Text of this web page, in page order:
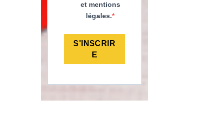
et mentions
légales.
S'INSCRIR
E